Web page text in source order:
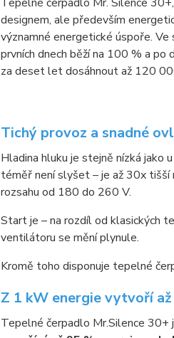
designem, ale především
významné energetické úspoře.
prvních dnech běží na 100 % a po
za deset let dosáhnout až 120
Tichý provoz a snadné
Hladina hluku je stejně nízká jako
téměř není slyšet – je až 30x tišší
rozsahu od 180 do 260 V.
Start je – na rozdíl od klasických
ventilátoru se mění plynule.
Kromě toho disponuje tepelné
Z 1 kW energie vytvoří
Tepelné čerpadlo Mr.Silence